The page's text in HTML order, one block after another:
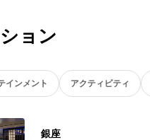
ョン
インメント アクティビティ
銀座